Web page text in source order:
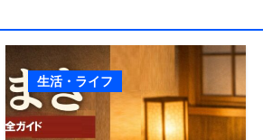
生活・ライフ